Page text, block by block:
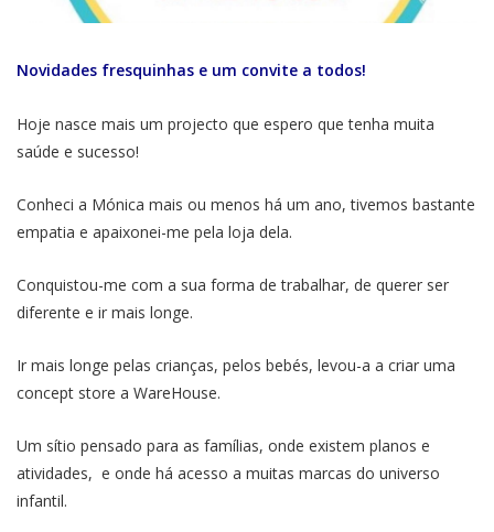
Novidades fresquinhas e um convite a todos!
Hoje nasce mais um projecto que espero que tenha muita
saúde e sucesso!
Conheci a Mónica mais ou menos há um ano, tivemos bastante
empatia e apaixonei-me pela loja dela.
Conquistou-me com a sua forma de trabalhar, de querer ser
diferente e ir mais longe.
Ir mais longe pelas crianças, pelos bebés, levou-a a criar uma
concept store a WareHouse.
Um sítio pensado para as famílias, onde existem planos e
atividades, e onde há acesso a muitas marcas do universo
infantil.